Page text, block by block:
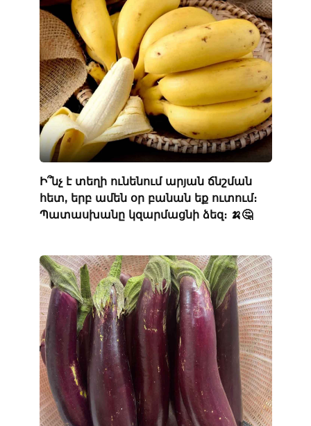
Ի՞նչ է տեղի ունենում արյան ճնշման
հետ, երբ ամեն օր բանան եք ուտում։
Պատասխանը կզարմացնի ձեզ։ 🍌🤔